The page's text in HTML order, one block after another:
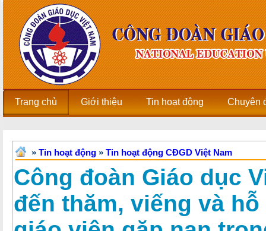
Trang chủ Giới thiệu Tin hoạt động Chuyên
» Tin hoạt động » Tin hoạt động CĐGD Việt Nam
Công đoàn Giáo dục
đến thăm, viếng và